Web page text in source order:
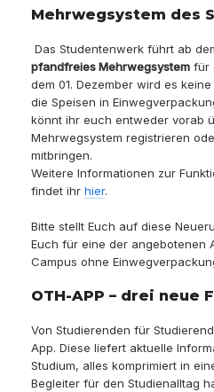
Mehrwegsystem des
Das Studentenwerk führt ab
pfandfreies Mehrwegsystem für
dem 01. Dezember wird es
die Speisen in
könnt ihr euch entweder vorab
Mehrwegsystem registrieren
mitbringen.
Weitere Informationen zur
findet ihr hier.
Bitte stellt Euch auf diese
Euch für eine der angebotenen
Campus ohne
OTH-APP – drei neue
Von Studierenden für
App. Diese liefert aktuelle
Studium, alles komprimiert in
Begleiter für den Studienalltag